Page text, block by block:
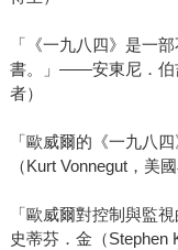
「《一九八四》是一
書。」――安東尼．伯
者）
「歐威爾的《一九八
（Kurt Vonnegut，美
「歐威爾對控制與監
史蒂芬．金（Stephen